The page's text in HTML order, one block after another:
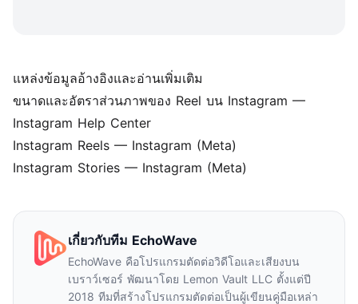
แหล่งข้อมูลอ้างอิงและอ่านเพิ่มเติม
ขนาดและอัตราส่วนภาพของ Reel บน Instagram —
Instagram Help Center
Instagram Reels — Instagram (Meta)
Instagram Stories — Instagram (Meta)
เกี่ยวกับทีม EchoWave
EchoWave คือโปรแกรมตัดต่อวิดีโอและเสียงบน
เบราว์เซอร์ พัฒนาโดย Lemon Vault LLC ตั้งแต่ปี
2018 ทีมที่สร้างโปรแกรมตัดต่อเป็นผู้เขียนคู่มือเหล่า